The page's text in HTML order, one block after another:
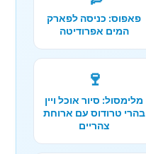
פאפוס: כניסה לפארק
המים אפרודיטה
🍷
מלימסול: סיור אוכל ויין
בהרי טרודוס עם ארוחת
צהריים